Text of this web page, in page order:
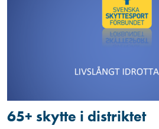
65+ skytte i distriktet